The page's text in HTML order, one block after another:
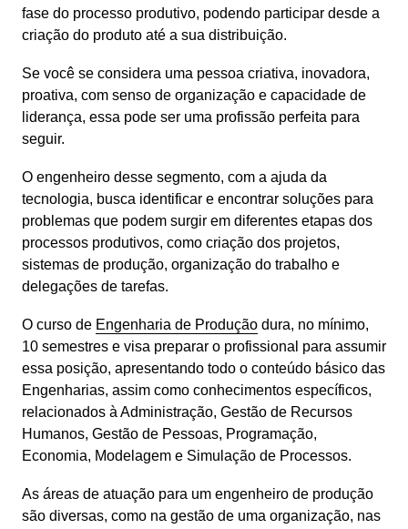
fase do processo produtivo, podendo participar desde a
criação do produto até a sua distribuição.
Se você se considera uma pessoa criativa, inovadora,
proativa, com senso de organização e capacidade de
liderança, essa pode ser uma profissão perfeita para
seguir.
O engenheiro desse segmento, com a ajuda da
tecnologia, busca identificar e encontrar soluções para
problemas que podem surgir em diferentes etapas dos
processos produtivos, como criação dos projetos,
sistemas de produção, organização do trabalho e
delegações de tarefas.
O curso de Engenharia de Produção dura, no mínimo,
10 semestres e visa preparar o profissional para assumir
essa posição, apresentando todo o conteúdo básico das
Engenharias, assim como conhecimentos específicos,
relacionados à Administração, Gestão de Recursos
Humanos, Gestão de Pessoas, Programação,
Economia, Modelagem e Simulação de Processos.
As áreas de atuação para um engenheiro de produção
são diversas, como na gestão de uma organização, nas